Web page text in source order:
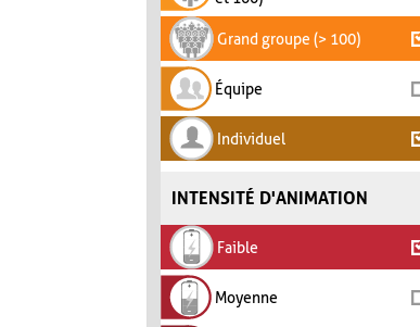
Grand groupe (> 100)
Équipe
Individuel
INTENSITÉ D'ANIMATION
Faible
Moyenne